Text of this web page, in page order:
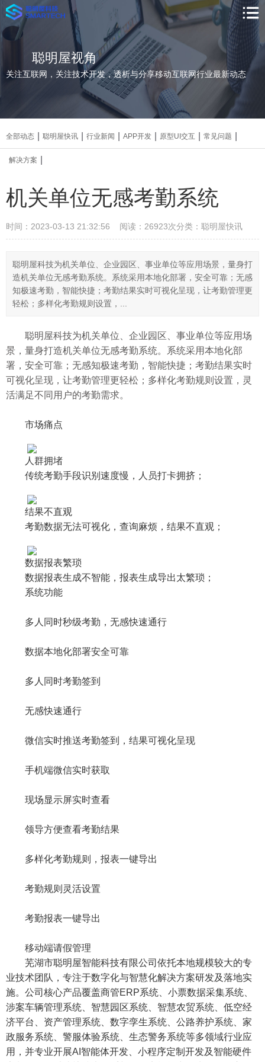
聪明屋视角
关注互联网，关注技术开发，透析与分享移动互联网行业最新动态
全部动态 聪明屋快讯 行业新闻 APP开发 原型UI交互 常见问题
解决方案
机关单位无感考勤系统
时间：2023-03-13 21:32:56 阅读：26923次分类：聪明屋快讯
聪明屋科技为机关单位、企业园区、事业单位等应用场景，量身打
造机关单位无感考勤系统。系统采用本地化部署，安全可靠；无感
知极速考勤，智能快捷；考勤结果实时可视化呈现，让考勤管理更
轻松；多样化考勤规则设置，...
聪明屋科技为机关单位、企业园区、事业单位等应用场
景，量身打造机关单位无感考勤系统。系统采用本地化部
署，安全可靠；无感知极速考勤，智能快捷；考勤结果实时
可视化呈现，让考勤管理更轻松；多样化考勤规则设置，灵
活满足不同用户的考勤需求。
市场痛点
人群拥堵
传统考勤手段识别速度慢，人员打卡拥挤；
结果不直观
考勤数据无法可视化，查询麻烦，结果不直观；
数据报表繁琐
数据报表生成不智能，报表生成导出太繁琐；
系统功能
多人同时秒级考勤，无感快速通行
数据本地化部署安全可靠
多人同时考勤签到
无感快速通行
微信实时推送考勤签到，结果可视化呈现
手机端微信实时获取
现场显示屏实时查看
领导方便查看考勤结果
多样化考勤规则，报表一键导出
考勤规则灵活设置
考勤报表一键导出
移动端请假管理
芜湖市聪明屋智能科技有限公司 依托本地规模较大的专
业技术团队，专注于数字化与智慧化解决方案研发及落地实
施。公司核心产品覆盖商管ERP系统、小票数据采集系统、
涉案车辆管理系统、智慧园区系统、智慧农贸系统、低空经
济平台、资产管理系统、数字孪生系统、公路养护系统、家
政服务系统、警服体验系统、生态警务系统等多领域行业应
用，并专业开展AI智能体开发、小程序定制开发及智能硬件